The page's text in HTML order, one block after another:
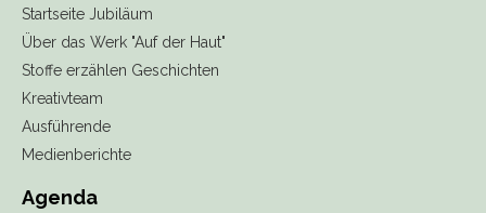
Startseite Jubiläum
Über das Werk "Auf der Haut"
Stoffe erzählen Geschichten
Kreativteam
Ausführende
Medienberichte
Agenda